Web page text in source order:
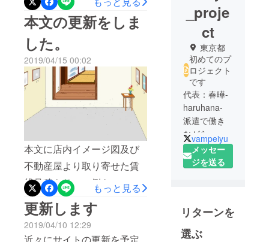
本文の更新をしま
した。
2019/04/15 00:02
本文に店内イメージ図及び
不動産屋より取り寄せた賃
貸見積もりの一例をアップ
致しました。何卒ご査収頂
き、ご支援のご検討のほど
をお願い申し上げます。
もっと見る
更新します
2019/04/10 12:29
_proje
ct
東京都
初めてのプ
ロジェクト
です
代表：春曄-
haruhana-
派遣で働き
ながら、俳
句・作詩・
小説等の創
等の制作を
していま
す。2017年
vampeiyu
メッセー
ジを送る
リターンを
選ぶ